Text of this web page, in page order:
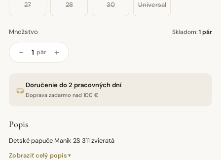
27 28 30 Universal
Množstvo Skladom:1 pár
− pár +
Doručenie do 2 pracovných dní
Doprava zadarmo nad 100 €
Popis
Detské papuče Manik 2S 311 zvieratá
Zobraziť celý popis